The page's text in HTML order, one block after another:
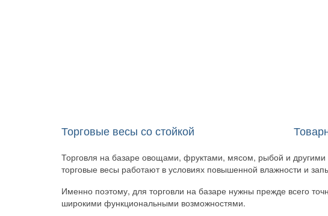
Торговые весы со стойкой
Торговля на базаре овощами, фруктами, мясом, рыбой и другими
торговые весы работают в условиях повышенной влажности и
Именно поэтому, для торговли на базаре нужны прежде всего
широкими функциональными возможностями.